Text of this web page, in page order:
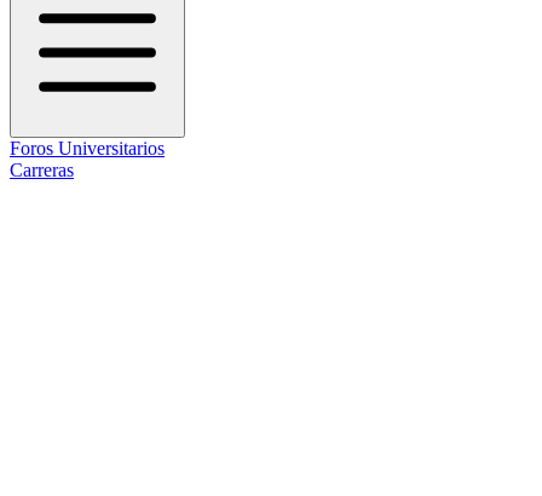
Foros Universitarios
Carreras